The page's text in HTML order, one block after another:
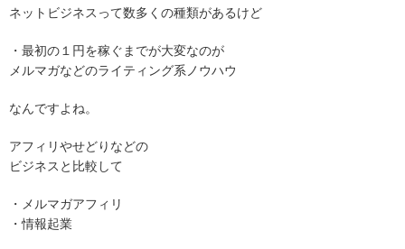
ネットビジネスって数多くの種類があるけど
・最初の１円を稼ぐまでが大変なのが
メルマガなどのライティング系ノウハウ
なんですよね。
アフィリやせどりなどの
ビジネスと比較して
・メルマガアフィリ
・情報起業